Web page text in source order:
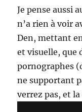
Je pense aussi
n’a rien à voir
Den, mettant
et visuelle, que
pornographes
ne supportant
verrez pas, et